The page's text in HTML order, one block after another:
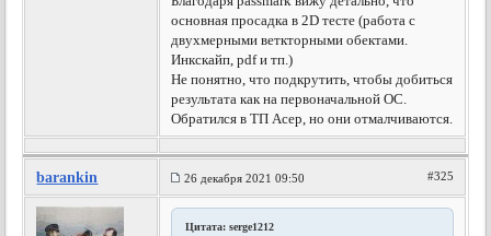
основная просадка в 2D тесте (работа с
двухмерными веткторными обектами.
Инкскайп, pdf и тп.)
Не понятно, что подкрутить, чтобы добиться
результата как на первоначальной ОС.
Обратился в ТП Асер, но они отмалчиваются.
barankin 26 декабря 2021 09:50 #325
Цитата: serge1212